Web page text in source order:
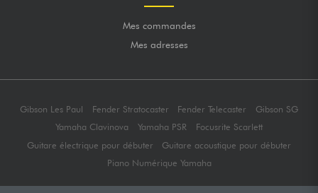
Mes commandes
Mes adresses
Gibson Les Paul Fender Stratocaster Fender Telecaster
Gibson SG
Yamaha Clavinova
Yamaha PSR
Focusrite Scarlett
Guitare électrique pour débuter
Guitare acoustique pour débuter
Piano Numérique Yamaha